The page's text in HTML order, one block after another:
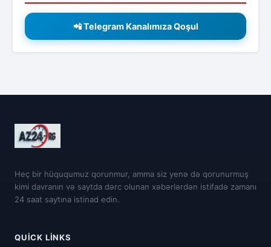
📲 Telegram Kanalımıza Qoşul
Heç bir hüququmuz qorunmur, amma siz yenə də qorunurmuş
kimi davranın və saytda dərc olunan xəbərlərdən istifadə zamanı
24 saat saytına istinad edin.
QUICK LINKS